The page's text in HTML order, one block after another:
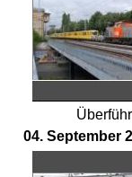
04. September